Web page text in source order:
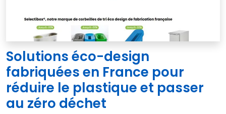
Solutions éco-design
fabriquées en France pour
réduire le plastique et passer
au zéro déchet